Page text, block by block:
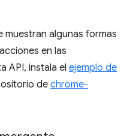
muestran algunas formas
en las
API, instala el ejemplo de
de chrome-